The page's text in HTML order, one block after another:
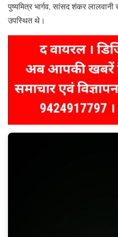
पुष्यमित्र भार्गव, सांसद शंकर
उपस्थित थे।